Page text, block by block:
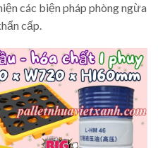
các biện pháp phòng ngừa
cấp.